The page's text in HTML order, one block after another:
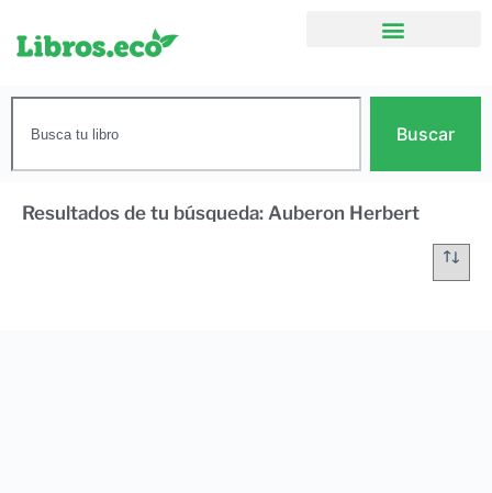
Buscar
Resultados de tu búsqueda: Auberon Herbert